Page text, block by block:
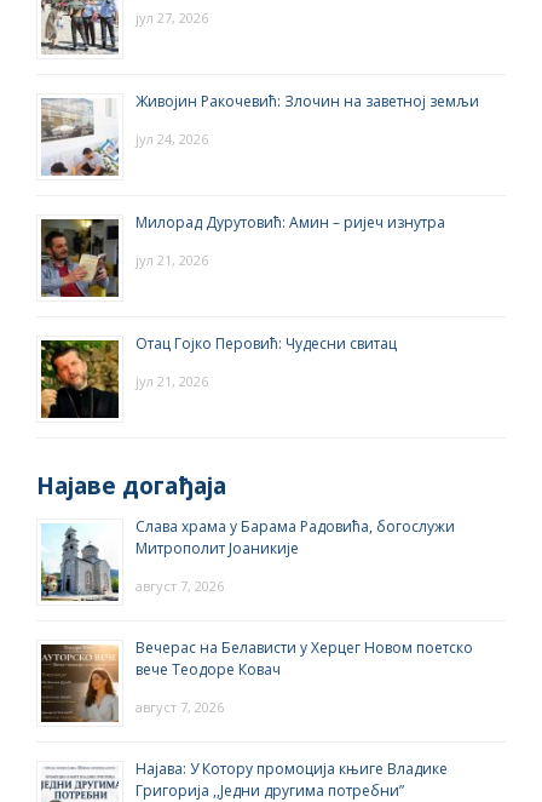
јул 27, 2026
Живојин Ракочевић: Злочин на заветној земљи
јул 24, 2026
Милорад Дурутовић: Амин – ријеч изнутра
јул 21, 2026
Отац Гојко Перовић: Чудесни свитац
јул 21, 2026
Најаве догађаја
Слава храма у Барама Радовића, богослужи
Митрополит Јоаникије
август 7, 2026
Вечерас на Белависти у Херцег Новом поетско
вече Теодоре Ковач
август 7, 2026
Најава: У Котору промоција књиге Владике
Григорија ,,Једни другима потребни”